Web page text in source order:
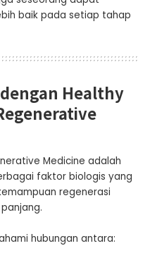
baik pada setiap tahap
Healthy
Medicine adalah
faktor biologis yang
regenerasi
hubungan antara: